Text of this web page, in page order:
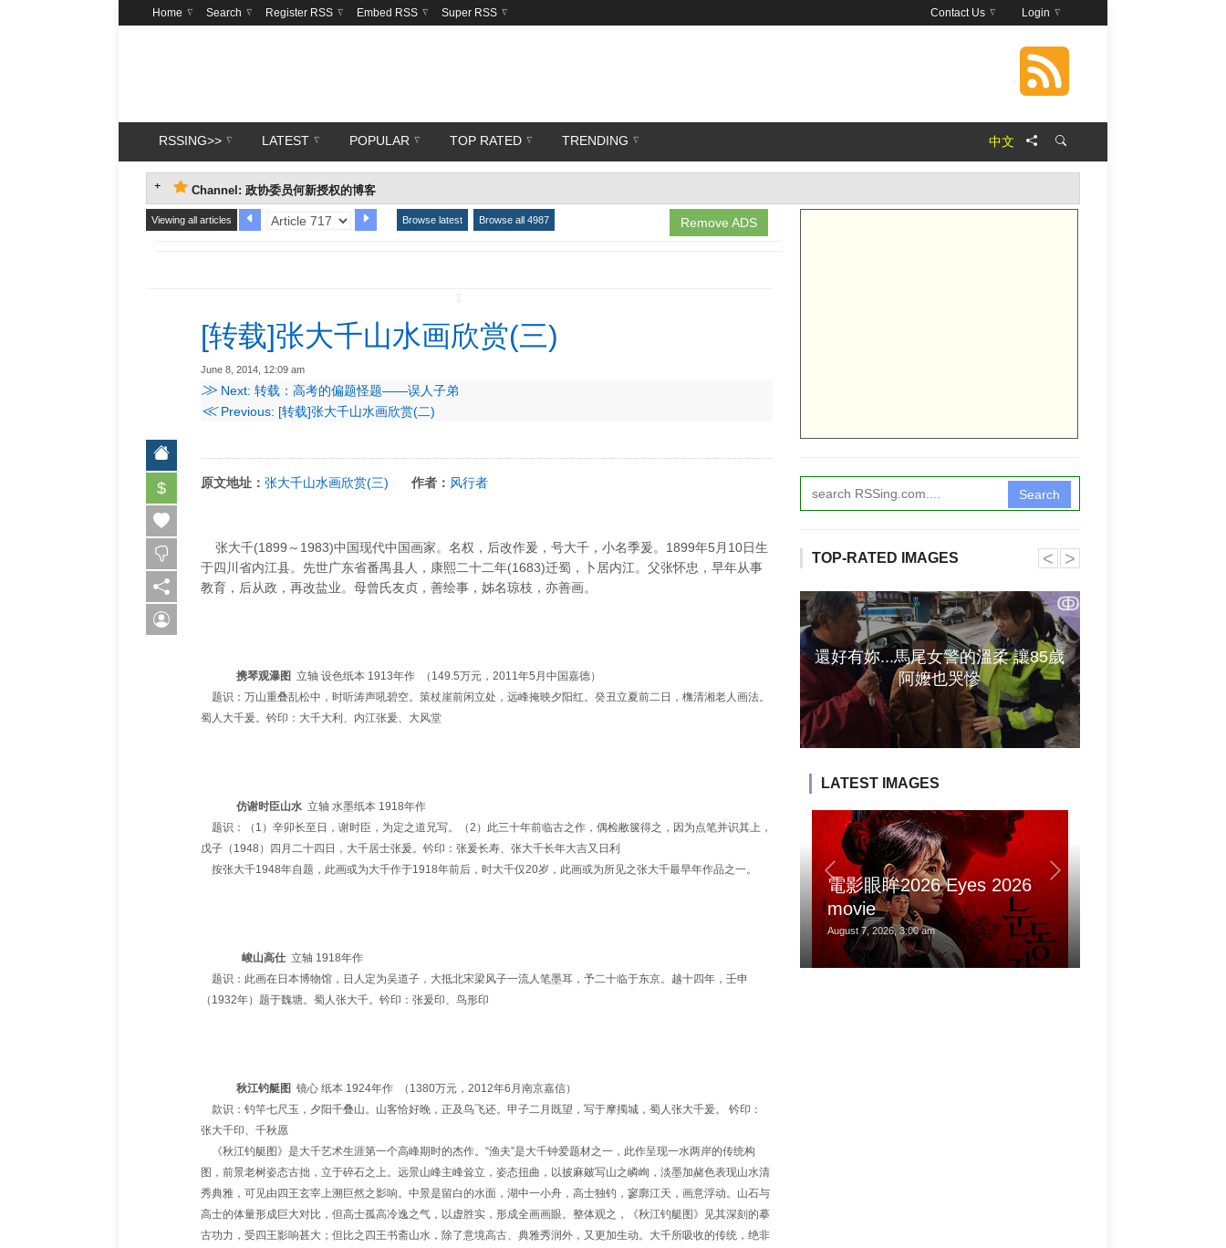
Login
Home Search Register RSS Embed RSS Super RSS Contact Us
RSSING>> LATEST POPULAR TOP RATED TRENDING 中文
Channel: 政协委员何新授权的博客
Remove ADS
Viewing all articles Browse latest Browse all 4987
[转载]张大千山水画欣赏(三)
June 8, 2014, 12:09 am
≫ Next: 转载：高考的偏题怪题——误人子弟
≪Previous: [转载]张大千山水画欣赏(二)
$ 原文地址： 张大千山水画欣赏(三) 作者： 风行者
张大千(1899～1983)中国现代中国画家。名权，后改作爰，号大千，小名季爰。1899年5月10日生
于四川省内江县。先世广东省番禺县人，康熙二十二年(1683)迁蜀，卜居内江。父张怀忠，早年从事
教育，后从政，再改盐业。母曾氏友贞，善绘事，姊名琼枝，亦善画。
携琴观瀑图 立轴 设色纸本 1913年作 （149.5万元，2011年5月中国嘉德）
题识：万山重叠乱松中，时听涛声吼碧空。策杖崖前闲立处，远峰掩映夕阳红。癸丑立夏前二日，橅清湘老人画法。
蜀人大千爰。钤印：大千大利、内江张爰、大风堂
仿谢时臣山水 立轴 水墨纸本 1918年作
题识：（1）辛卯长至日，谢时臣，为定之道兄写。（2）此三十年前临古之作，偶检敝箧得之，因为点笔并识其上，
戊子（1948）四月二十四日，大千居士张爰。钤印：张爰长寿、张大千长年大吉又日利
按张大千1948年自题，此画或为大千作于1918年前后，时大千仅20岁，此画或为所见之张大千最早年作品之一。
峻山高仕 立轴 1918年作
题识：此画在日本博物馆，日人定为吴道子，大抵北宋梁风子一流人笔墨耳，予二十临于东京。 越十四年，壬申
（1932年）题于魏塘。蜀人张大千。钤印：张爰印、鸟形印
秋江钓艇图 镜心 纸本 1924年作 （1380万元，2012年6月南京嘉信）
款识：钓竿七尺玉，夕阳千叠山。山客恰好晚，正及鸟飞还。甲子二月既望，写于摩擉城，蜀人张大千爰。 钤印：
张大千印、千秋愿
《秋江钓艇图》是大千艺术生涯第一个高峰期时的杰作。“渔夫”是大千钟爱题材之一，此作呈现一水两岸的传统构
图，前景老树姿态古拙，立于碎石之上。远景山峰主峰耸立，姿态扭曲，以披麻皴写山之嶙峋，淡墨加赭色表现山水清
秀典雅，可见由四王玄宰上溯巨然之影响。中景是留白的水面，湖中一小舟，高士独钓，寥廓江天，画意浮动。山石与
高士的体量形成巨大对比，但高士孤高冷逸之气，以虚胜实，形成全画画眼。整体观之，《秋江钓艇图》见其深刻的摹
古功力，受四王影响甚大；但比之四王书斋山水，除了意境高古、典雅秀润外，又更加生动。大千所吸收的传统，绝非
Search
TOP-RATED IMAGES
ↂ
還好有妳...馬尾女警的溫柔 讓85歲
阿嬤也哭慘
˂ ˃
LATEST IMAGES
電影眼眸2026 Eyes 2026
movie
August 7, 2026, 3:00 am